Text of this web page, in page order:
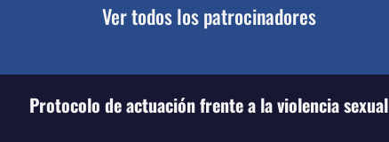
Ver todos los patrocinadores
Protocolo de actuación frente a la violencia sexual